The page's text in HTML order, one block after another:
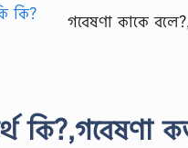
গবেষণা কাকে
কি?,গবেষণা